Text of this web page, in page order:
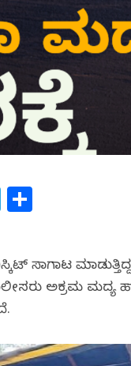
T
g
ra
m
eಸಾಗಾಟ
ಅಕ್ರಮ ಮದ್ಯ